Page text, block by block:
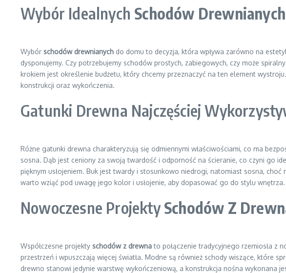
Wybór Idealnych Schodów Drewnianych
Wybór schodów drewnianych do domu to decyzja, która wpływa zarówno na
dysponujemy. Czy potrzebujemy schodów prostych, zabiegowych, czy może
krokiem jest określenie budżetu, który chcemy przeznaczyć na ten element
konstrukcji oraz wykończenia.
Gatunki Drewna Najczęściej
Różne gatunki drewna charakteryzują się odmiennymi właściwościami, co ma
sosna. Dąb jest ceniony za swoją twardość i odporność na ścieranie, co czyni go
pięknym usłojeniem. Buk jest twardy i stosunkowo niedrogi, natomiast sosna,
warto wziąć pod uwagę jego kolor i usłojenie, aby dopasować go do stylu wnętrza.
Nowoczesne ProjektySchodów Z
Współczesne projekty schodów z drewnato połączenie tradycyjnego rzemiosła z
przestrzeń i wpuszczają więcej światła. Modne są również schody wiszące, które
drewno stanowi jedynie warstwę wykończeniową, a konstrukcja nośna wykonana